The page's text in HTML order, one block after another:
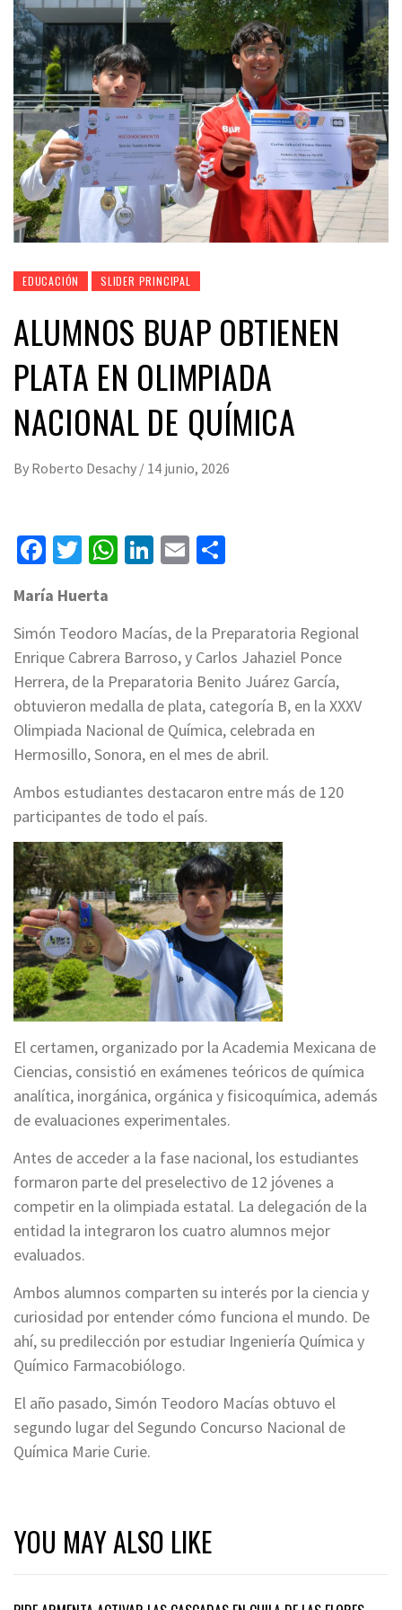
EDUCACIÓN SLIDER PRINCIPAL
ALUMNOS BUAP OBTIENEN
PLATA EN OLIMPIADA
NACIONAL DE QUÍMICA
By Roberto Desachy / 14 junio, 2026
Facebook
Twitter
WhatsApp
LinkedIn
Email
María Huerta
Simón Teodoro Macías, de la Preparatoria Regional
Enrique Cabrera Barroso, y Carlos Jahaziel Ponce
Herrera, de la Preparatoria Benito Juárez García,
obtuvieron medalla de plata, categoría B, en la XXXV
Olimpiada Nacional de Química, celebrada en
Hermosillo, Sonora, en el mes de abril.
Ambos estudiantes destacaron entre más de 120
participantes de todo el país.
El certamen, organizado por la Academia Mexicana de
Ciencias, consistió en exámenes teóricos de química
analítica, inorgánica, orgánica y fisicoquímica, además
de evaluaciones experimentales.
Antes de acceder a la fase nacional, los estudiantes
formaron parte del preselectivo de 12 jóvenes a
competir en la olimpiada estatal. La delegación de la
entidad la integraron los cuatro alumnos mejor
evaluados.
Ambos alumnos comparten su interés por la ciencia y
curiosidad por entender cómo funciona el mundo. De
ahí, su predilección por estudiar Ingeniería Química y
Químico Farmacobiólogo.
El año pasado, Simón Teodoro Macías obtuvo el
segundo lugar del Segundo Concurso Nacional de
Química Marie Curie.
YOU MAY ALSO LIKE